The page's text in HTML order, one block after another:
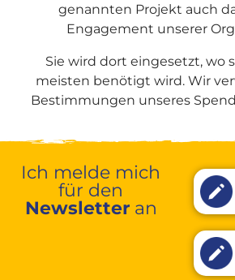
genannten Projekt auch
Engagement unserer
Sie wird dort eingesetzt, wo
meisten benötigt wird. Wir
Bestimmungen unseres
Ich melde mich
für den
Newsletteran